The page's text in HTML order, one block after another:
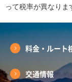
って税率が異なりま
料金・ルート
交通情報